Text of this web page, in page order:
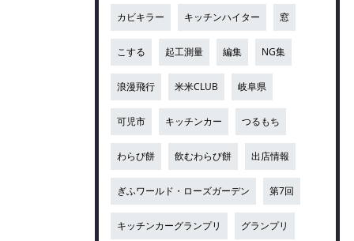
カビキラー キッチンハイター 窓
こする 起工測量 編集 NG集
浪漫飛行 米米CLUB 岐阜県
可児市 キッチンカー つるもち
わらび餅 飲むわらび餅 出店情報
ぎふワールド・ローズガーデン 第7回
キッチンカーグランプリ グランプリ